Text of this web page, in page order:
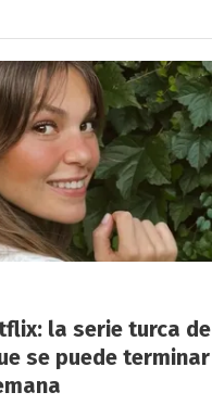
la serie turca de
se puede terminar